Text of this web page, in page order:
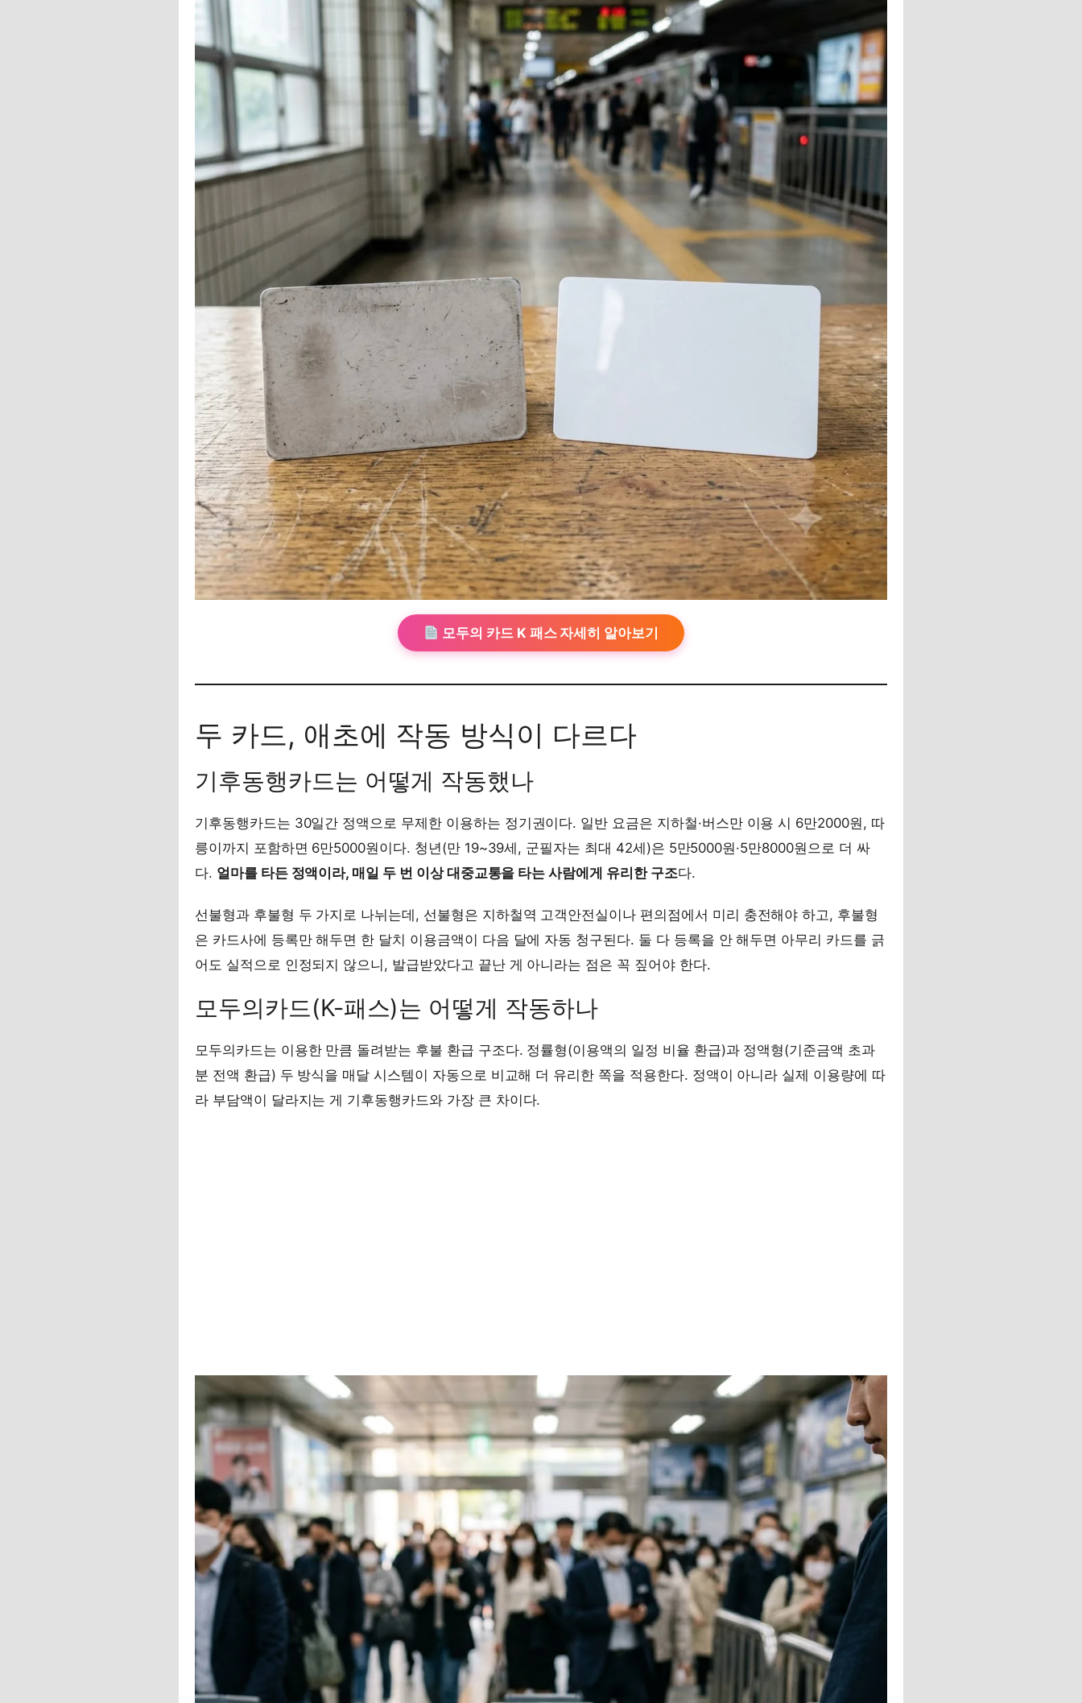
모두의 카드 K 패스 자세히 알아보기
두 카드, 애초에 작동 방식이 다르다
기후동행카드는 어떻게 작동했나
기후동행카드는 30일간 정액으로 무제한 이용하는 정기권이다. 일반 요금은 지하철·버스만 이용 시 6만2000원, 따
릉이까지 포함하면 6만5000원이다. 청년(만 19~39세, 군필자는 최대 42세)은 5만5000원·5만8000원으로 더 싸
다. 얼마를 타든 정액이라, 매일 두 번 이상 대중교통을 타는 사람에게 유리한 구조다.
선불형과 후불형 두 가지로 나뉘는데, 선불형은 지하철역 고객안전실이나 편의점에서 미리 충전해야 하고, 후불형
은 카드사에 등록만 해두면 한 달치 이용금액이 다음 달에 자동 청구된다. 둘 다 등록을 안 해두면 아무리 카드를 긁
어도 실적으로 인정되지 않으니, 발급받았다고 끝난 게 아니라는 점은 꼭 짚어야 한다.
모두의카드(K-패스)는 어떻게 작동하나
모두의카드는 이용한 만큼 돌려받는 후불 환급 구조다. 정률형(이용액의 일정 비율 환급)과 정액형(기준금액 초과
분 전액 환급) 두 방식을 매달 시스템이 자동으로 비교해 더 유리한 쪽을 적용한다. 정액이 아니라 실제 이용량에 따
라 부담액이 달라지는 게 기후동행카드와 가장 큰 차이다.